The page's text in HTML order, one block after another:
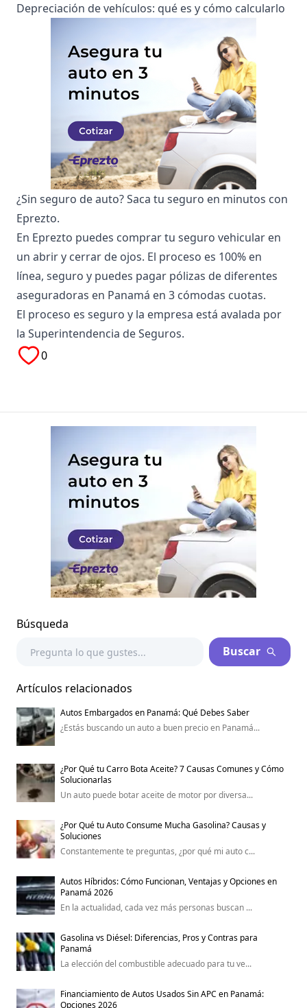
Depreciación de vehículos: qué es y cómo calcularlo
¿Sin seguro de auto? Saca tu seguro en minutos con
Eprezto.
En Eprezto puedes comprar tu seguro vehicular en
un abrir y cerrar de ojos. El proceso es 100% en
línea, seguro y puedes pagar pólizas de diferentes
aseguradoras en Panamá en 3 cómodas cuotas.
El proceso es seguro y la empresa está avalada por
la Superintendencia de Seguros.
0
Búsqueda
Buscar
Artículos relacionados
Autos Embargados en Panamá: Qué Debes Saber
¿Estás buscando un auto a buen precio en Panamá...
¿Por Qué tu Carro Bota Aceite? 7 Causas Comunes y Cómo
Solucionarlas
Un auto puede botar aceite de motor por diversa...
¿Por Qué tu Auto Consume Mucha Gasolina? Causas y
Soluciones
Constantemente te preguntas, ¿por qué mi auto c...
Autos Híbridos: Cómo Funcionan, Ventajas y Opciones en
Panamá 2026
En la actualidad, cada vez más personas buscan ...
Gasolina vs Diésel: Diferencias, Pros y Contras para
Panamá
La elección del combustible adecuado para tu ve...
Financiamiento de Autos Usados Sin APC en Panamá:
Opciones 2026